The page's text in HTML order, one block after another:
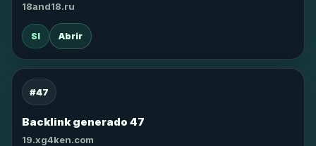
18and18.ru
SI Abrir
#47
Backlink generado 47
19.xg4ken.com